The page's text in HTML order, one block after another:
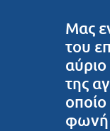
Μας
του
αύριο
της
φωνή